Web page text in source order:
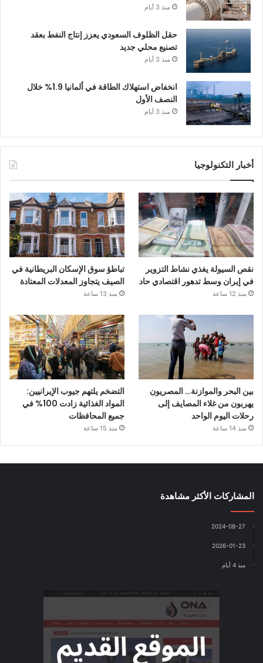
منذ 3 أيام
حقل الظلوف السعودي يعزز إنتاج النفط بعقد
تصنيع محلي جديد
منذ 3 أيام
انخفاض استهلاك الطاقة في ألمانيا 1.9% خلال
النصف الأول
منذ 3 أيام
أخبار التكنولوجيا
نقص السيولة يغذي نشاط التزوير
في إيران وسط تدهور اقتصادي حاد
منذ 12 ساعة
تباطؤ سوق الإسكان البريطانية في
الصيف يتجاوز المعدلات المعتادة
منذ 13 ساعة
بين البحر والموازنة… المصريون
يهربون من غلاء المصايف إلى
رحلات اليوم الواحد
منذ 14 ساعة
التضخم يلتهم جيوب الإيرانيين:
المواد الغذائية زادت 100% في
جميع المحافظات
منذ 15 ساعة
المشاركات الأكثر مشاهدة
2024-08-27
2026-01-23
منذ 4 أيام